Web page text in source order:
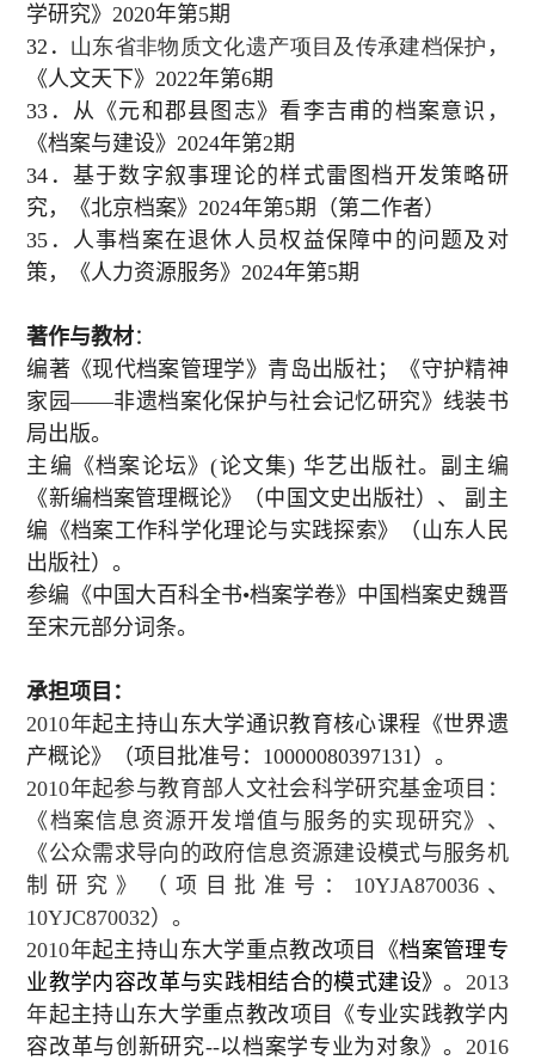
学研究》2020年第5期
32 ． 山东省非物质文化遗产项目及传承建档保护 ，
《人文天下》2022年第6期
33 ．从《元和郡县图志》看李吉甫的档案意识，
《档案与建设》2024年第2期
34 ．基于数字叙事理论的样式雷图档开发策略研
究，《北京档案》2024年第5期（第二作者）
35 ．人事档案在退休人员权益保障中的问题及对
策，《人力资源服务》2024年第5期
著作与教材：
编著《现代档案管理学》青岛出版社；《守护精神
家园——非遗档案化保护与社会记忆研究》线装书
局出版。
主编《档案论坛》(论文集) 华艺出版社。副主编
《新编档案管理概论》（中国文史出版社）、 副主
编《档案工作科学化理论与实践探索》（山东人民
出版社）。
参编《中国大百科全书•档案学卷》中国档案史魏晋
至宋元部分词条。
承担项目：
2010年起主持山东大学通识教育核心课程《世界遗
产概论》（项目批准号： 10000080397131）。
2010年起参与教育部人文社会科学研究基金项目：
《档案信息资源开发增值与服务的实现研究》、
《公众需求导向的政府信息资源建设模式与服务机
制研究》（项目批准号： 10YJA870036、
10YJC870032）。
2010年起主持山东大学重点教改项目《档案管理专
业教学内容改革与实践相结合的模式建设》。 2013
年起主持山东大学重点教改项目《专业实践教学内
容改革与创新研究--以档案学专业为对象》。 2016